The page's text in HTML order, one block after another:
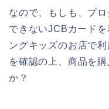
なので、もしも、プ
できないJCBカード
ングキッズのお店で
を確認の上、商品を
か？